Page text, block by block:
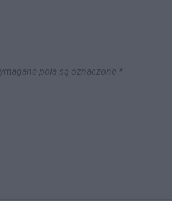
pola są oznaczone *